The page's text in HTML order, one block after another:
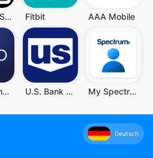
QR Code Scanner (Deutsch) Fitbit AAA Mobile
eero-Heim-WLAN-System U.S. Bank Mobile Banking My Spectrum
Deutsch